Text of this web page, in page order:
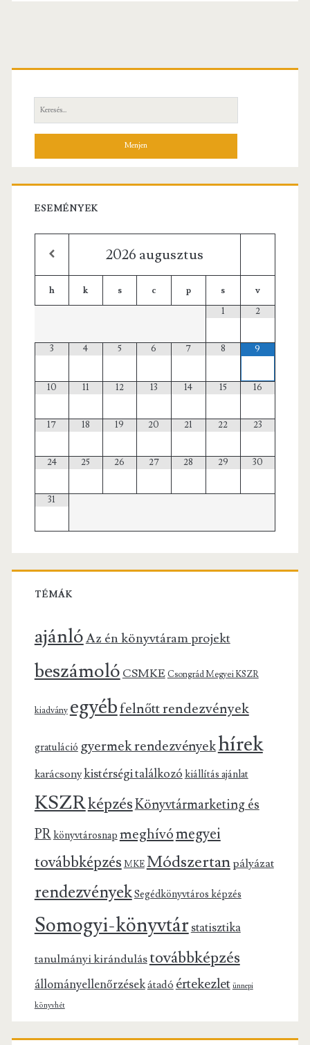
Elsődleges
oldalsáv
Keresés:
ESEMÉNYEK
2026 augusztus
h k s c p s
v
1
2
3 4 5 6 7 8 9
10 11 12 13 14 15 16
17 18 19 20 21 22 23
24 25 26 27 28 29 30
31
TÉMÁK
ajánlóAz én könyvtáram projekt
beszámoló CSMKE Csongrád Megyei KSZR
kiadvány egyébfelnőtt rendezvények
gratuláció gyermek rendezvényekhírek
karácsonykistérségi találkozó kiállítás ajánlat
KSZRképzésKönyvtármarketing és
PRkönyvtárosnap meghívómegyei
továbbképzés MKE Módszertanpályázat
rendezvényekSegédkönyvtáros képzés
Somogyi-könyvtárstatisztika
tanulmányi kirándulástovábbképzés
állományellenőrzésekátadóértekezlet ünnepi
könyvhét